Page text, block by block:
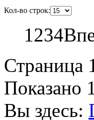
Кол-во строк:
1234
Страница
Показано
Вы здесь: